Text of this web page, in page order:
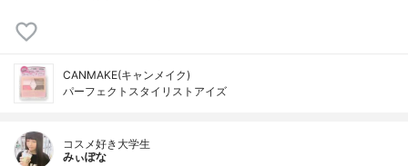
CANMAKE(キャンメイク)
パーフェクトスタイリストアイズ
コスメ好き大学生
みぃぽな